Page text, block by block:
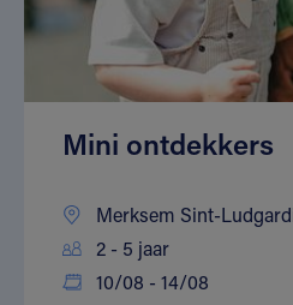
Mini ontdekkers
Merksem Sint-
2 - 5 jaar
10/08 - 14/08